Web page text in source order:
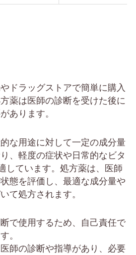
ドラッグストアで簡単に購入
薬は医師の診断を受けた後に
あります。
な用途に対して一定の成分量
、軽度の症状や日常的なビタ
しています。処方薬は、医師
態を評価し、最適な成分量や
て処方されます。
で使用するため、自己責任で
。
師の診断や指導があり、必要